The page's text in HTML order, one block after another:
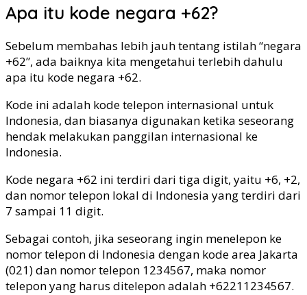
Apa itu kode negara +62?
Sebelum membahas lebih jauh tentang istilah “negara
+62”, ada baiknya kita mengetahui terlebih dahulu
apa itu kode negara +62.
Kode ini adalah kode telepon internasional untuk
Indonesia, dan biasanya digunakan ketika seseorang
hendak melakukan panggilan internasional ke
Indonesia.
Kode negara +62 ini terdiri dari tiga digit, yaitu +6, +2,
dan nomor telepon lokal di Indonesia yang terdiri dari
7 sampai 11 digit.
Sebagai contoh, jika seseorang ingin menelepon ke
nomor telepon di Indonesia dengan kode area Jakarta
(021) dan nomor telepon 1234567, maka nomor
telepon yang harus ditelepon adalah +62211234567.